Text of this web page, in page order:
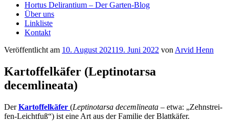
Hortus Delirantium – Der Garten-Blog
Über uns
Linkliste
Kontakt
Veröffentlicht am 10. August 202119. Juni 2022 von Arvid Henn
Kartoffelkäfer (Leptinotarsa
decemlineata)
DerKar­tof­fel­kä­fer (Lep­ti­no­tar­sa decem­li­nea­ta – etwa: „Zehn­strei­
fen-Leicht­fuß“) ist eine Art aus der Fami­lie der Blattkäfer.